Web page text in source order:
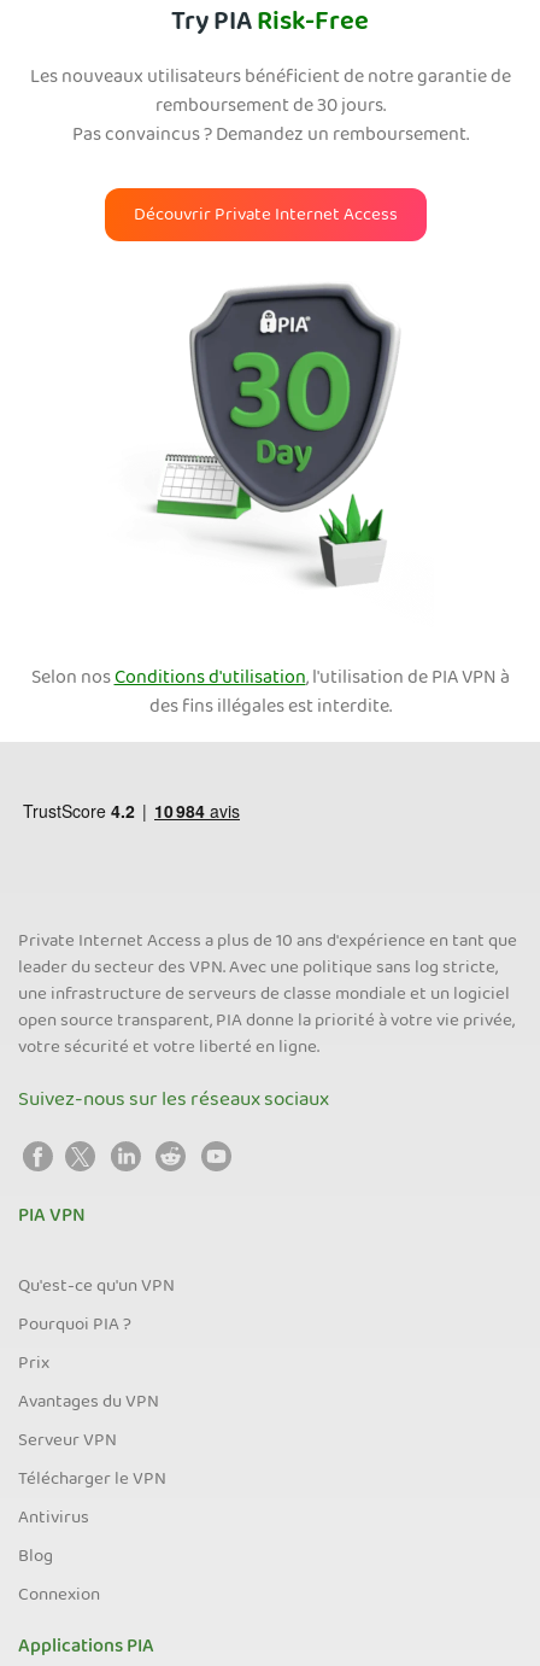
Try PIARisk-Free
Les nouveaux utilisateurs bénéficient de notre garantie de
remboursement de 30 jours.
Pas convaincus ? Demandez un remboursement.
Découvrir Private Internet Access
Selon nosConditions d'utilisation, l'utilisation de PIA VPN à
des fins illégales est interdite.
Private Internet Access a plus de 10 ans d'expérience en tant que
leader du secteur des VPN. Avec une politique sans log stricte,
une infrastructure de serveurs de classe mondiale et un logiciel
open source transparent, PIA donne la priorité à votre vie privée,
votre sécurité et votre liberté en ligne.
Suivez-nous sur les réseaux sociaux
PIA VPN
Qu'est-ce qu'un VPN
Pourquoi PIA ?
Prix
Avantages du VPN
Serveur VPN
Télécharger le VPN
Antivirus
Blog
Connexion
Applications PIA